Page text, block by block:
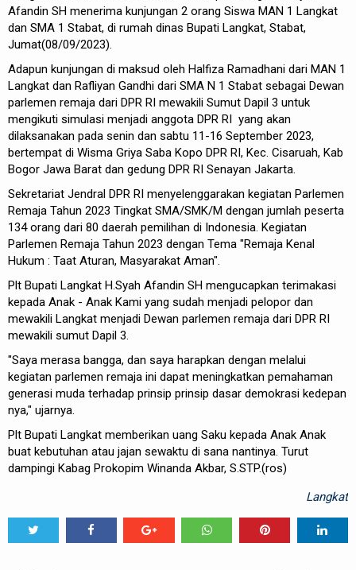
Afandin SH menerima kunjungan 2 orang Siswa MAN 1 Langkat
dan SMA 1 Stabat, di rumah dinas Bupati Langkat, Stabat,
Jumat(08/09/2023).
Adapun kunjungan di maksud oleh Halfiza Ramadhani dari MAN 1
Langkat dan Rafliyan Gandhi dari SMA N 1 Stabat sebagai Dewan
parlemen remaja dari DPR RI mewakili Sumut Dapil 3 untuk
mengikuti simulasi menjadi anggota DPR RI yang akan
dilaksanakan pada senin dan sabtu 11-16 September 2023,
bertempat di Wisma Griya Saba Kopo DPR RI, Kec. Cisaruah, Kab
Bogor Jawa Barat dan gedung DPR RI Senayan Jakarta.
Sekretariat Jendral DPR RI menyelenggarakan kegiatan Parlemen
Remaja Tahun 2023 Tingkat SMA/SMK/M dengan jumlah peserta
134 orang dari 80 daerah pemilihan di Indonesia. Kegiatan
Parlemen Remaja Tahun 2023 dengan Tema "Remaja Kenal
Hukum : Taat Aturan, Masyarakat Aman".
Plt Bupati Langkat H.Syah Afandin SH mengucapkan terimakasi
kepada Anak - Anak Kami yang sudah menjadi pelopor dan
mewakili Langkat menjadi Dewan parlemen remaja dari DPR RI
mewakili sumut Dapil 3.
"Saya merasa bangga, dan saya harapkan dengan melalui
kegiatan parlemen remaja ini dapat meningkatkan pemahaman
generasi muda terhadap prinsip prinsip dasar demokrasi kedepan
nya," ujarnya.
Plt Bupati Langkat memberikan uang Saku kepada Anak Anak
buat kebutuhan atau jajan sewaktu di sana nantinya. Turut
dampingi Kabag Prokopim Winanda Akbar, S.STP.(ros)
Langkat